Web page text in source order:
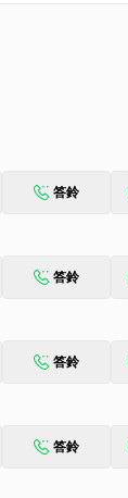
答鈴
答鈴
答鈴
答鈴